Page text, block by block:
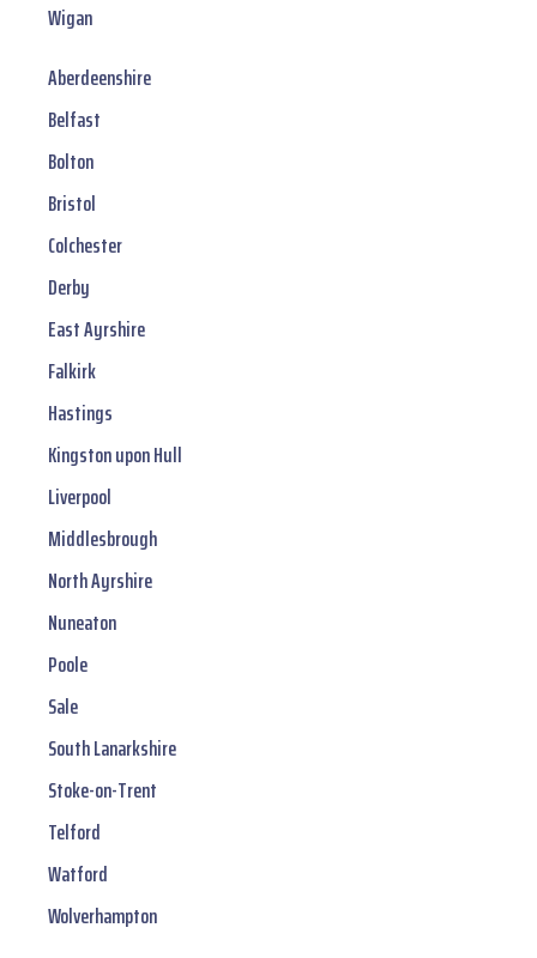
Wigan
Aberdeenshire
Belfast
Bolton
Bristol
Colchester
Derby
East Ayrshire
Falkirk
Hastings
Kingston upon Hull
Liverpool
Middlesbrough
North Ayrshire
Nuneaton
Poole
Sale
South Lanarkshire
Stoke-on-Trent
Telford
Watford
Wolverhampton